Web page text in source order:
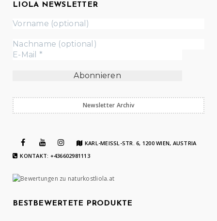
LIOLA NEWSLETTER
Newsletter Archiv
KARL-MEISSL-STR. 6, 1200 WIEN, AUSTRIA
KONTAKT: +436602981113
BESTBEWERTETE PRODUKTE